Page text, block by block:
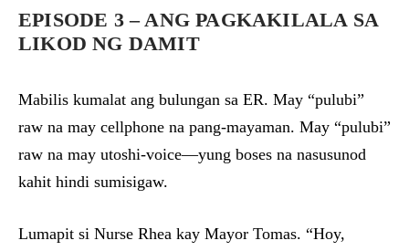
EPISODE 3 – ANG PAGKAKILALA SA
LIKOD NG DAMIT
Mabilis kumalat ang bulungan sa ER. May “pulubi”
raw na may cellphone na pang-mayaman. May “pulubi”
raw na may utoshi-voice—yung boses na nasusunod
kahit hindi sumisigaw.
Lumapit si Nurse Rhea kay Mayor Tomas. “Hoy,